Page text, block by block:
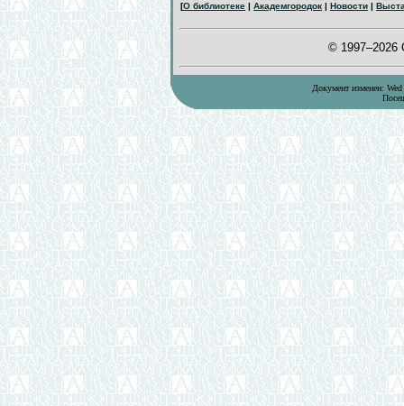
[О библиотеке | Академгородок | Новости |
©
Документ изменен: